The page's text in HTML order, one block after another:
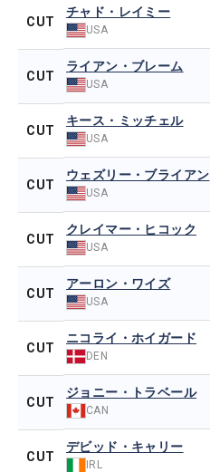
CUT
チャド・レイミー
USA
CUT
ライアン・ブレーム
USA
CUT
キース・ミッチェル
USA
CUT
ウェズリー・ブライアン
USA
CUT
クレイマー・ヒコック
USA
CUT
アーロン・ワイズ
USA
CUT
ニコライ・ホイガード
DEN
CUT
ジョニー・トラベール
CAN
CUT
デビッド・キャリー
IRL